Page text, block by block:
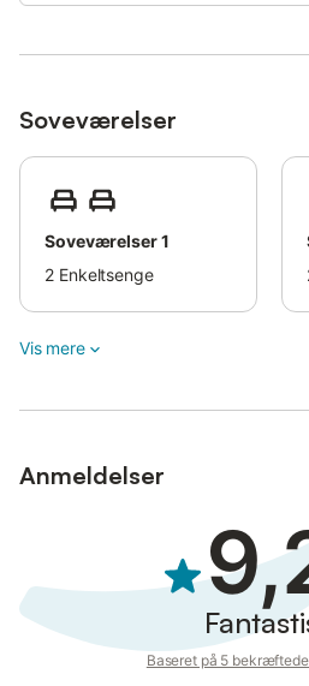
Soveværelser
Soveværelser 1
2 Enkeltsenge
Vis mere
Anmeldelser
Baseret på 5